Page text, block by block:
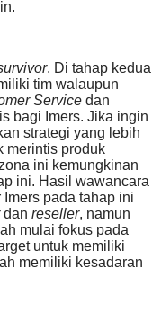
. Di tahap kedua
tim walaupun
Service dan
bagi Imers. Jika ingin
strategi yang lebih
merintis produk
ini kemungkinan
ini. Hasil wawancara
pada tahap ini
dan reseller, namun
mulai fokus pada
untuk memiliki
memiliki kesadaran